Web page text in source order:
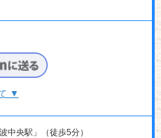
▼
中央駅」（徒歩5分）